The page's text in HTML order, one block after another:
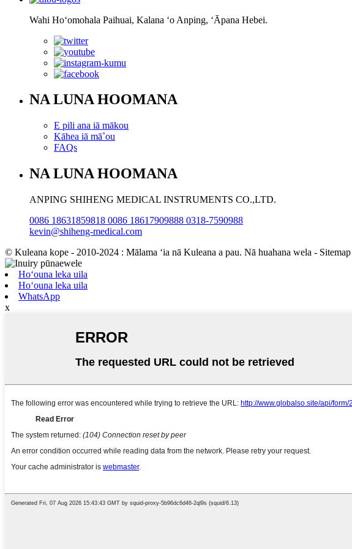
Wahi Hoʻomohala Paihuai, Kalana ʻo Anping, ʻĀpana Hebei.
NA LUNA HOOMANA
E pili ana iā mākou
Kāhea iā mā˚ou
FAQs
NA LUNA HOOMANA
ANPING SHIHENG MEDICAL INSTRUMENTS CO.,LTD.
0086 18631859818 0086 18617909888 0318-7590988
kevin@shiheng-medical.com
© Kuleana kope - 2010-2024 : Mālama ʻia nā Kuleana a pau. Nā huahana wela - Sitemap
Hoʻouna leka uila
Hoʻouna leka uila
WhatsApp
x